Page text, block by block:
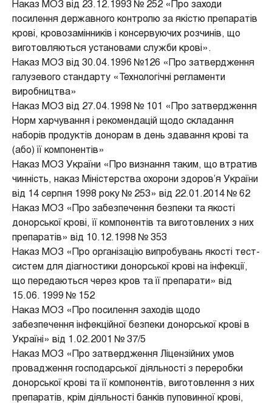
Наказ МОЗ від 23.12.1993 № 252 «Про заходи
посилення державного контролю за якістю препаратів
крові, кровозамінників і консервуючих розчинів, що
виготовляються установами служби крові».
Наказ МОЗ від 30.04.1996 №126 «Про затвердження
галузевого стандарту «Технологічні регламенти
виробництва»
Наказ МОЗ від 27.04.1998 № 101 «Про затвердження
Норм харчування і рекомендацій щодо складання
наборів продуктів донорам в день здавання крові та
(або) її компонентів»
Наказ МОЗ України «Про визнання таким, що втратив
чинність, наказ Міністерства охорони здоров’я України
від 14 серпня 1998 року № 253» від 22.01.2014 № 62
Наказ МОЗ «Про забезпечення безпеки та якості
донорської крові, її компонентів та виготовлених з них
препаратів» від 10.12.1998 № 353
Наказ МОЗ «Про організацію випробувань якості тест-
систем для діагностики донорської крові на інфекції,
що передаються через кров та її препарати» від
15.06. 1999 № 152
Наказ МОЗ «Про посилення заходів щодо
забезпечення інфекційної безпеки донорської крові в
Україні» від 1.02.2001 № 37/5
Наказ МОЗ «Про затвердження Ліцензійних умов
провадження господарської діяльності з переробки
донорської крові та її компонентів, виготовлення з них
препаратів, крім діяльності банків пуповинної крові,